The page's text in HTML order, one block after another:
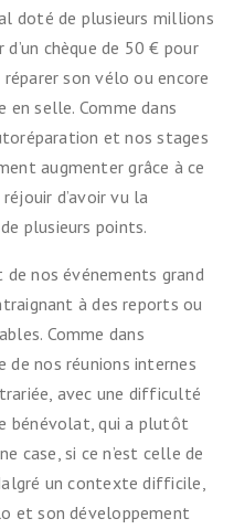
doté de plusieurs millions
chèque de 50 € pour
son vélo ou encore
en selle. Comme dans
et nos stages
augmenter grâce à ce
d’avoir vu la
plusieurs points.
nos événements grand
à des reports ou
Comme dans
de nos réunions internes
avec une difficulté
bénévolat, qui a plutôt
case, si ce n’est celle de
un contexte difficile,
et son développement